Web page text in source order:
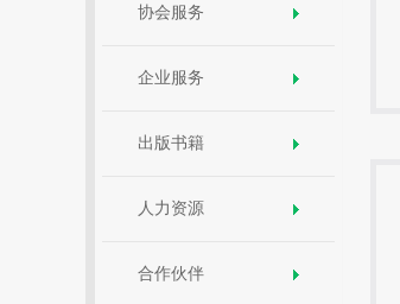
协会服务
企业服务
出版书籍
人力资源
合作伙伴